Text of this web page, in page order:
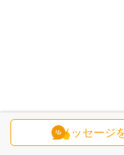
メッセージ